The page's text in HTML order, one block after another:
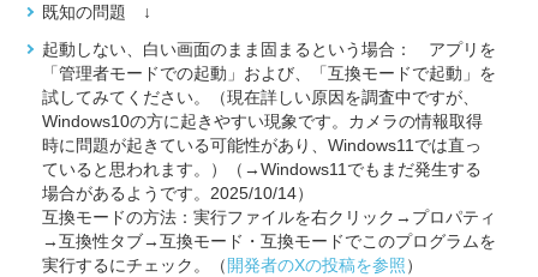
既知の問題 ↓
起動しない、白い画面のまま固まるという場合： アプリを
「管理者モードでの起動」および、「互換モードで起動」を
試してみてください。（現在詳しい原因を調査中ですが、
Windows10の方に起きやすい現象です。カメラの情報取得
時に問題が起きている可能性があり、Windows11では直っ
ていると思われます。）（→Windows11でもまだ発生する
場合があるようです。2025/10/14）
互換モードの方法：実行ファイルを右クリック→プロパティ
→互換性タブ→互換モード・互換モードでこのプログラムを
実行するにチェック。（ 開発者のXの投稿を参照）